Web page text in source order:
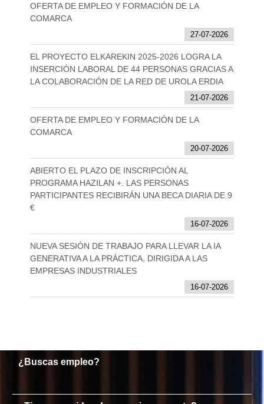
OFERTA DE EMPLEO Y FORMACIÓN DE LA
COMARCA
27-07-2026
EL PROYECTO ELKAREKIN 2025-2026 LOGRA LA
INSERCIÓN LABORAL DE 44 PERSONAS GRACIAS A
LA COLABORACIÓN DE LA RED DE UROLA ERDIA
21-07-2026
OFERTA DE EMPLEO Y FORMACIÓN DE LA
COMARCA
20-07-2026
ABIERTO EL PLAZO DE INSCRIPCIÓN AL
PROGRAMA HAZILAN +. LAS PERSONAS
PARTICIPANTES RECIBIRÁN UNA BECA DIARIA DE 9
€
16-07-2026
NUEVA SESIÓN DE TRABAJO PARA LLEVAR LA IA
GENERATIVA A LA PRÁCTICA, DIRIGIDA A LAS
EMPRESAS INDUSTRIALES
16-07-2026
¿Buscas empleo?